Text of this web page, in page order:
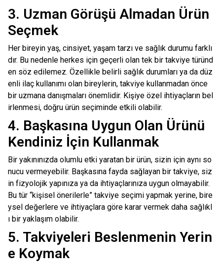
3. Uzman Görüşü Almadan Ürün
Seçmek
Her bireyin yaş, cinsiyet, yaşam tarzı ve sağlık durumu farklı
dır. Bu nedenle herkes için geçerli olan tek bir takviye türünd
en söz edilemez. Özellikle belirli sağlık durumları ya da düz
enli ilaç kullanımı olan bireylerin, takviye kullanmadan önce
bir uzmana danışmaları önemlidir. Kişiye özel ihtiyaçların bel
irlenmesi, doğru ürün seçiminde etkili olabilir.
4. Başkasına Uygun Olan Ürünü
Kendiniz İçin Kullanmak
Bir yakınınızda olumlu etki yaratan bir ürün, sizin için aynı so
nucu vermeyebilir. Başkasına fayda sağlayan bir takviye, siz
in fizyolojik yapınıza ya da ihtiyaçlarınıza uygun olmayabilir.
Bu tür “kişisel önerilerle” takviye seçimi yapmak yerine, bire
ysel değerlere ve ihtiyaçlara göre karar vermek daha sağlıkl
ı bir yaklaşım olabilir.
5. Takviyeleri Beslenmenin Yerin
e Koymak